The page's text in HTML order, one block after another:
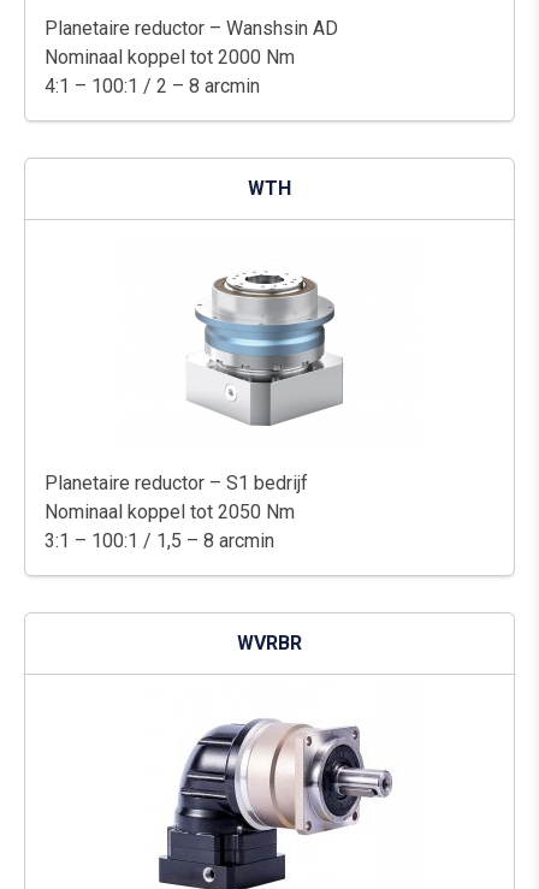
Planetaire reductor – Wanshsin AD
Nominaal koppel tot 2000 Nm
4:1 – 100:1 / 2 – 8 arcmin
WTH
Planetaire reductor – S1 bedrijf
Nominaal koppel tot 2050 Nm
3:1 – 100:1 / 1,5 – 8 arcmin
WVRBR